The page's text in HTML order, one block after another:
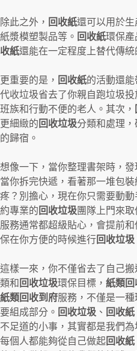
除此之外， 回收紙還可以用於生
紙漿模塑製品等。 回收紙環保產
收紙還能在一定程度上替代傳
更重要的是， 回收紙的活動還能
代收垃圾省去了你親自跑垃圾
班族和行動不便的老人。其次，
更細緻的 回收垃圾分類和處理
的歸宿。
想像一下，當你整理書架時，
當你拆完快遞，看著那一堆包
疼？別擔心，現在你只需要動動
約專業的 回收垃圾團隊上門來
服務通常都超級貼心，會提前
保在你方便的時候進行回收垃圾
這樣一來，你不僅省去了自己
類和 回收垃圾環保目標， 紙類回
紙類回收到府服務，不僅是一
要組成部分。 回收垃圾 、 回收紙
不足道的小事，其實都是我們
每個人都能夠從自己做起回收紙